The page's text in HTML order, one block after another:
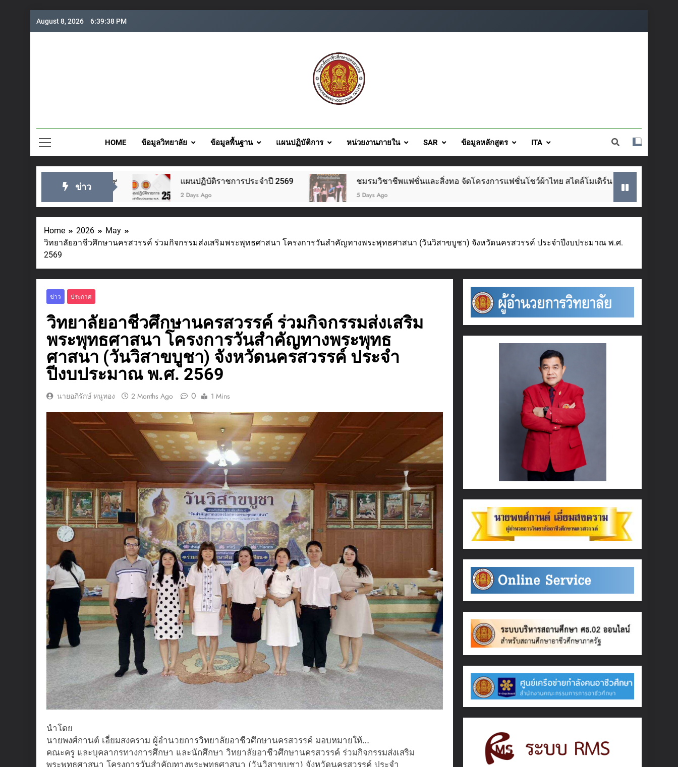
August 8, 2026 6:39:40 PM
HOME ข้อมูลวิทยาลัย ข้อมูลพื้นฐาน แผนปฏิบัติการ หน่วยงานภายใน SAR ข้อมูลหลักสูตร ITA
ข่าว
แผนปฏิบัติราชการประจำปี 2569 ชมรมวิชาชีพแฟชั่นและสิ่งทอ จัดโครงการแฟชั่นโชว์ผ้าไทย สไตล์โมเดิร์น วันที่ ๕ ส.ค. นี้ SAR ประจำปีการ
Home 2026
May
วิทยาลัยอาชีวศึกษานครสวรรค์ ร่วมกิจกรรมส่งเสริมพระพุทธศาสนา โครงการวันสำคัญทางพระพุทธศาสนา (วันวิสาขบูชา) จังหวัดนครสวรรค์ ประจำปีงบประมาณ พ.ศ.
2569
ข่าว ประกาศ
วิทยาลัยอาชีวศึกษานครสวรรค์ ร่วมกิจกรรมส่งเสริม
พระพุทธศาสนา โครงการวันสำคัญทางพระพุทธ
ศาสนา (วันวิสาขบูชา) จังหวัดนครสวรรค์ ประจำ
ปีงบประมาณ พ.ศ. 2569
นายอภิรักษ์ หนูทอง 2 Months Ago 0 1 Mins
นำโดย
นายพงศ์กานต์ เอี่ยมสงคราม ผู้อำนวยการวิทยาลัยอาชีวศึกษานครสวรรค์ มอบหมายให้…
คณะครู และบุคลากรทางการศึกษา และนักศึกษา วิทยาลัยอาชีวศึกษานครสวรรค์ ร่วมกิจกรรมส่งเสริม
พระพุทธศาสนา โครงการวันสำคัญทางพระพุทธศาสนา (วันวิสาขบูชา) จังหวัดนครสวรรค์ ประจำ